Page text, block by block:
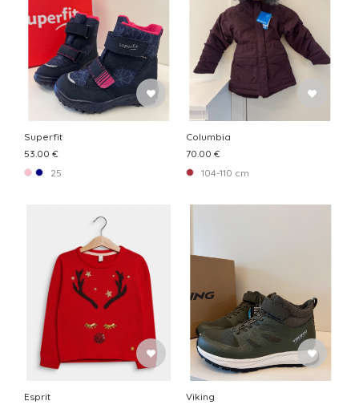
Superfit
53.00 €
25
Columbia
70.00 €
104-110 cm
Esprit
Viking